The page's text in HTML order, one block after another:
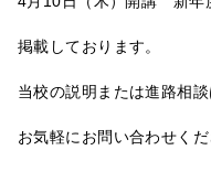
掲載しております。
当校の説明または進路相
お気軽にお問い合わせくだ
事務局